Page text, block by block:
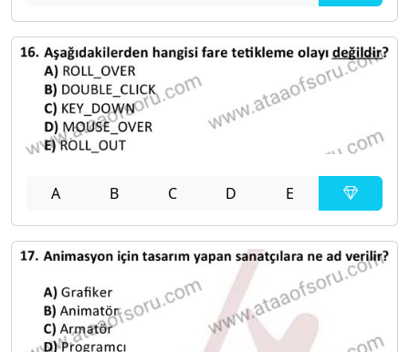
A B C D E